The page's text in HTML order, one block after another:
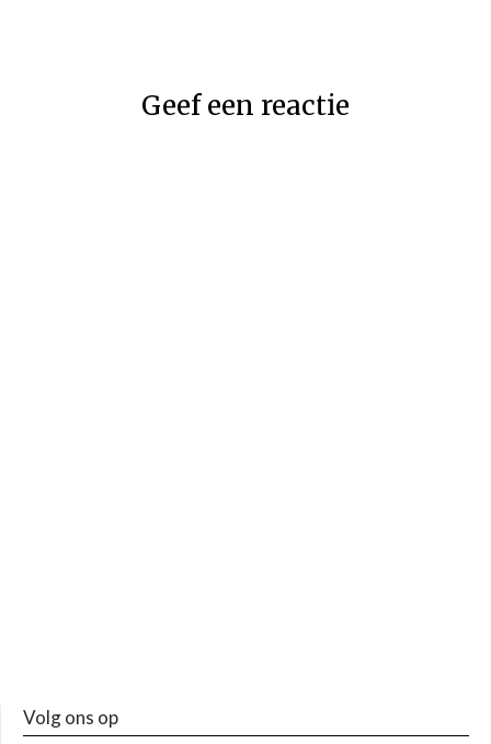
Geef een reactie
Volg ons op